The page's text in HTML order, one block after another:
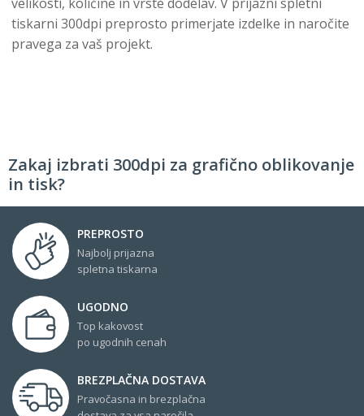
tiskarni 300dpi preprosto primerjate izdelke in naročite
pravega za vaš projekt.
Zakaj izbrati 300dpi za grafično oblikovanje
in tisk?
PREPROSTO
Najbolj prijazna
spletna tiskarna
UGODNO
Top kakovost
po ugodnih cenah
BREZPLAČNA DOSTAVA
Pravočasna in brezplačna